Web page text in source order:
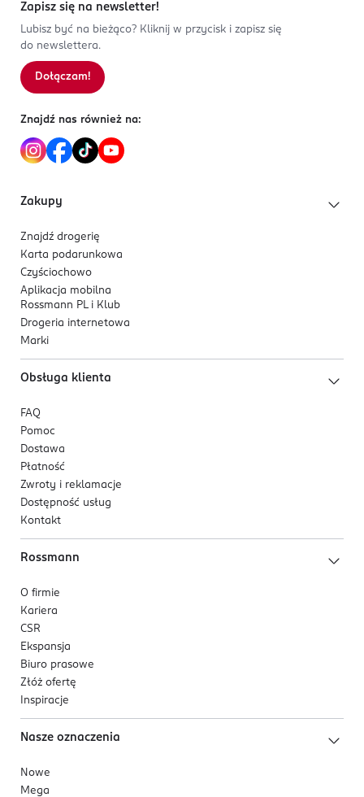
Zapisz się na newsletter!
Lubisz być na bieżąco? Kliknij w przycisk i zapisz się
do newslettera.
Dołączam!
Znajdź nas również na:
Zakupy
Znajdź drogerię
Karta podarunkowa
Czyściochowo
Aplikacja mobilna
Rossmann PL i Klub
Drogeria internetowa
Marki
Obsługa klienta
FAQ
Pomoc
Dostawa
Płatność
Zwroty i reklamacje
Dostępność usług
Kontakt
Rossmann
O firmie
Kariera
CSR
Ekspansja
Biuro prasowe
Złóż ofertę
Inspiracje
Nasze oznaczenia
Nowe
Mega